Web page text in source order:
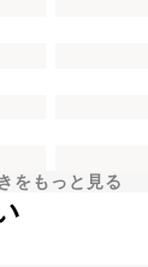
をもっと見る